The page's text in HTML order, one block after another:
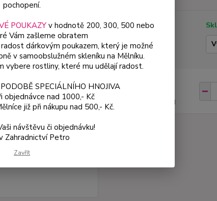
Dostupnost
Varianta
bez DPH
pochopení.
POUKAZYv hodnotě 200, 300, 500 nebo
Vám zašleme obratem
dárkovým poukazem, který je možné
v samoobslužném skleníku na Mělníku.
vybere rostliny, které mu udělají radost.
SPECIÁLNÍHO HNOJIVA
objednávce nad 1000,- Kč
již při nákupu nad 500,- Kč.
návštěvu či objednávku!
Zahradnictví Petro
Zavřít